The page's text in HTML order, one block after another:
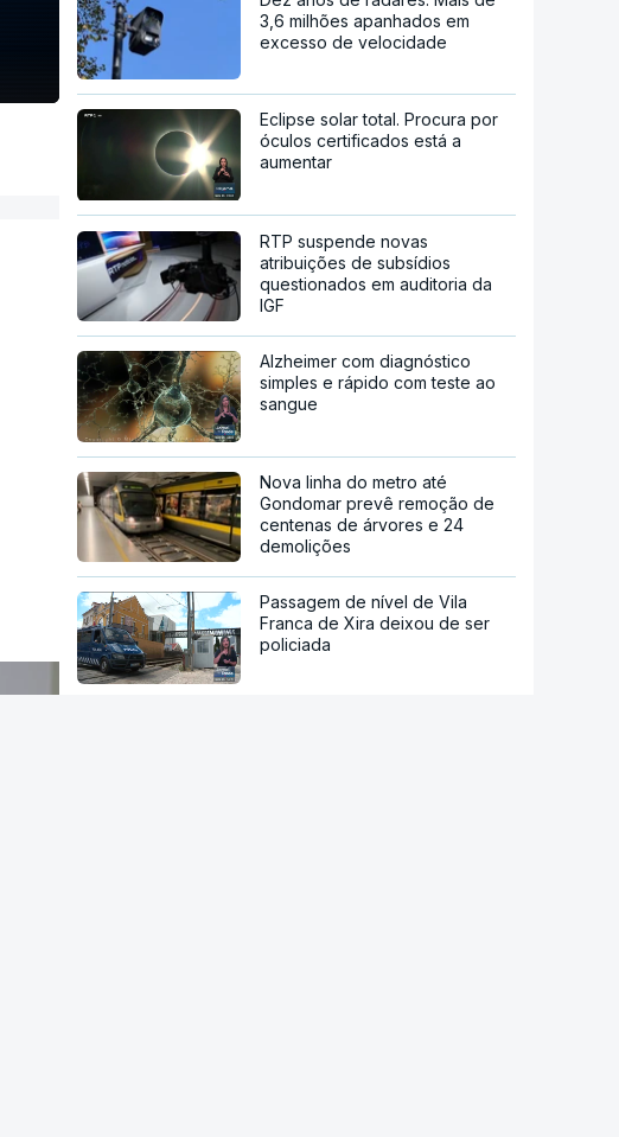
3,6 milhões apanhados em
excesso de velocidade
Eclipse solar total. Procura por
óculos certificados está a
aumentar
RTP suspende novas
atribuições de subsídios
questionados em auditoria da
IGF
Alzheimer com diagnóstico
simples e rápido com teste ao
sangue
Nova linha do metro até
Gondomar prevê remoção de
centenas de árvores e 24
demolições
Passagem de nível de Vila
Franca de Xira deixou de ser
policiada